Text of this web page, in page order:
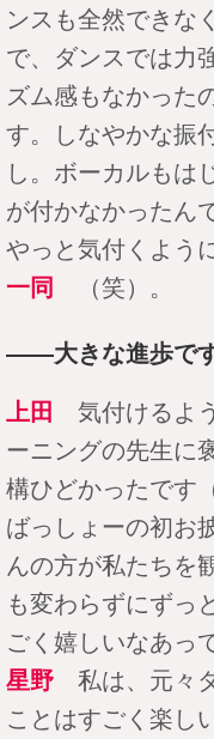
ンスも全然できな
で、ダンスでは力
ズム感もなかった
す。しなやかな振
し。ボーカルもは
が付かなかったん
やっと気付くよう
一同 （笑）。
――大きな進歩です
上田 気付けるよ
ーニングの先生に
構ひどかったです
ばっしょーの初お
んの方が私たちを
も変わらずにずっ
ごく嬉しいなあっ
星野 私は、元々
ことはすごく楽し